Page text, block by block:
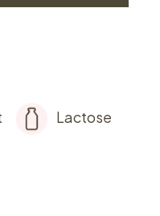
Lactose